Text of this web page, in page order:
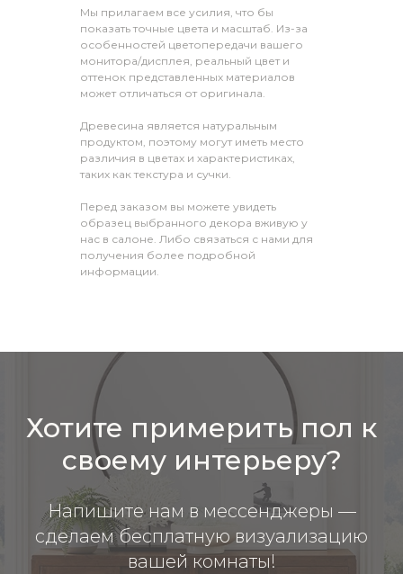
Мы прилагаем все усилия, что бы
показать точные цвета и масштаб. Из-за
особенностей цветопередачи вашего
монитора/дисплея, реальный цвет и
оттенок представленных материалов
может отличаться от оригинала.
Древесина является натуральным
продуктом, поэтому могут иметь место
различия в цветах и характеристиках,
таких как текстура и сучки.
Перед заказом вы можете увидеть
образец выбранного декора вживую у
нас в салоне. Либо связаться с нами для
получения более подробной
информации.
Хотите примерить пол к
своему интерьеру?
Напишите нам в мессенджеры —
сделаем бесплатную визуализацию
вашей комнаты!